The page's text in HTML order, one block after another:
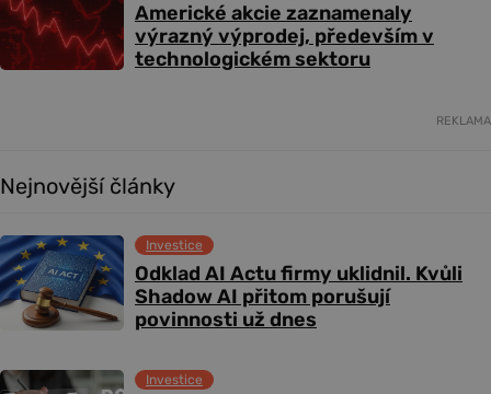
Americké akcie zaznamenaly
výrazný výprodej, především v
technologickém sektoru
REKLAMA
Nejnovější články
Odklad AI Actu firmy uklidnil. Kvůli
Shadow AI přitom porušují
povinnosti už dnes
Investice
Investice